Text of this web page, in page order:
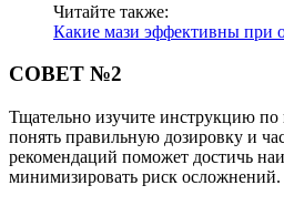
Читайте также:
Какие мази эффективны при
СОВЕТ №2
Тщательно изучите инструкцию
понять правильную дозировку и
рекомендаций поможет достичь
минимизировать риск осложнений.